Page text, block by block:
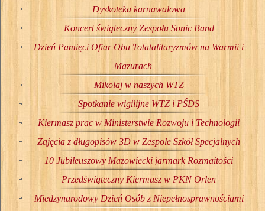
Dyskoteka karnawałowa
Koncert świąteczny Zespołu Sonic Band
Dzień Pamięci Ofiar Obu Totatalitaryzmów na Warmii i
Mazurach
Mikołaj w naszych WTZ
Spotkanie wigilijne WTZ i PŚDS
Kiermasz prac w Ministerstwie Rozwoju i Technologii
Zajęcia z długopisów 3D w Zespole Szkół Specjalnych
10 Jubileuszowy Mazowiecki jarmark Rozmaitości
Przedświąteczny Kiermasz w PKN Orlen
Miedzynarodowy Dzień Osób z Niepełnosprawnościami